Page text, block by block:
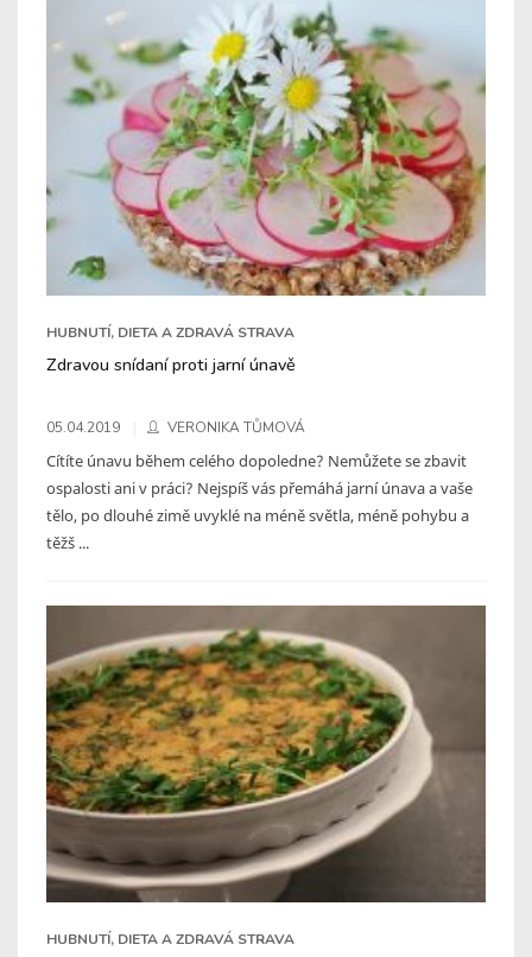
HUBNUTÍ, DIETA A ZDRAVÁ STRAVA
Zdravou snídaní proti jarní únavě
05.04.2019 VERONIKA TŮMOVÁ
Cítíte únavu během celého dopoledne? Nemůžete se zbavit
ospalosti ani v práci? Nejspíš vás přemáhá jarní únava a vaše
tělo, po dlouhé zimě uvyklé na méně světla, méně pohybu a
těžš ...
HUBNUTÍ, DIETA A ZDRAVÁ STRAVA